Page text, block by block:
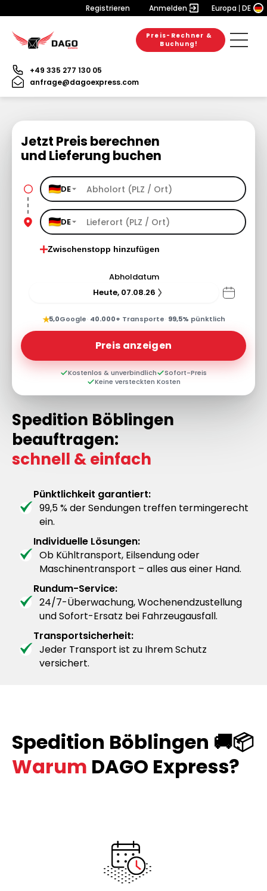
Registrieren Anmelden Europa DE
Preis-Rechner &
Buchung!
+49 335 277 130 05
anfrage@dagoexpress.com
Jetzt Preis berechnen
und Lieferung buchen
DE
DE
Zwischenstopp hinzufügen
Abholdatum
Heute, 07.08.26
★5,0Google· 40.000+ Transporte· 99,5% pünktlich
Preis anzeigen
Kostenlos & unverbindlich
Sofort-Preis
Keine versteckten Kosten
Spedition Böblingen
beauftragen:
schnell & einfach
Pünktlichkeit garantiert:
99,5 % der Sendungen treffen termingerecht
ein.
Individuelle Lösungen:
Ob Kühltransport, Eilsendung oder
Maschinentransport – alles aus einer Hand.
Rundum-Service:
24/7-Überwachung, Wochenendzustellung
und Sofort-Ersatz bei Fahrzeugausfall.
Transportsicherheit:
Jeder Transport ist zu Ihrem Schutz
versichert.
Spedition Böblingen 🚚📦
Warum DAGO Express?